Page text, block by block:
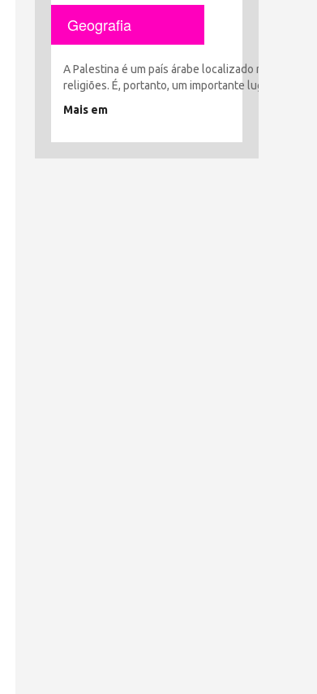
Geografia
A Palestina é um país árabe localizado no
religiões. É, portanto, um importante lugar
Mais em